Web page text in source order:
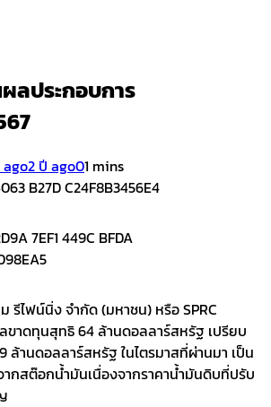
ผลประกอบการ
ago2 ปี ago01 mins
รีไฟน์นิ่ง จำกัด (มหาชน) หรือ SPRC
ขาดทุนสุทธิ 64 ล้านดอลลาร์สหรัฐ เปรียบ
ล้านดอลลาร์สหรัฐ ในไตรมาสที่ผ่านมา เป็น
กสต๊อกน้ำมันเนื่องจากราคาน้ำมันดิบที่ปรับ